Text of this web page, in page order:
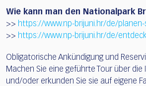
Wie kann man den Nationalpark
>> https://www.np-brijuni.hr/de/
>> https://www.np-brijuni.hr/de/
Obligatorische Ankündigung und
Machen Sie eine geführte Tour über die
und/oder erkunden Sie sie auf eigene